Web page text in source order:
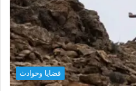
قضايا وحوادث